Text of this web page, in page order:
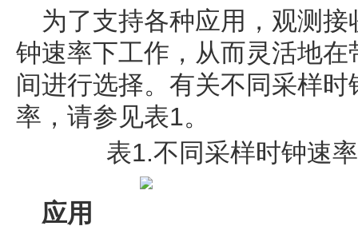
为了支持各种应用，观测
钟速率下工作，从而灵活地
间进行选择。有关不同采样
率，请参见表1。
表1.不同采样时钟速
应用